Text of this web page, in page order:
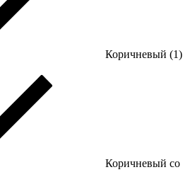
Коричневый (1)
Коричневый со